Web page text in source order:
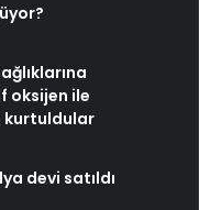
oksijen ile
kurtuldular
devi satıldı